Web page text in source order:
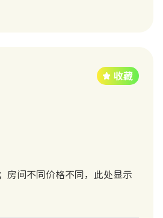
房间不同价格不同，此处显示